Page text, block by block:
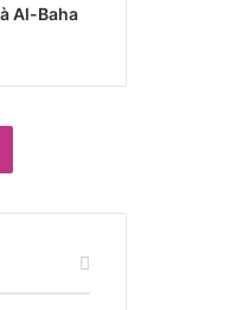
Al-Baha